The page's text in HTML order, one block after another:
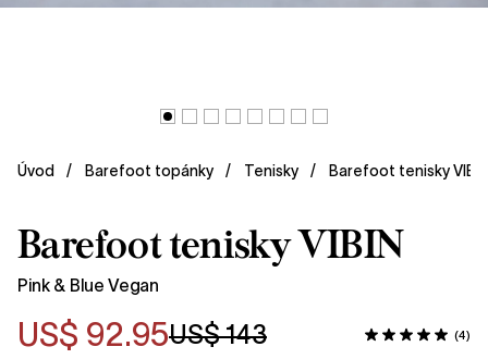
Úvod Barefoot topánky Tenisky Barefoot tenisky
Barefoot tenisky VIBIN
Pink & Blue Vegan
US$ 92.95US$ 143 (4)